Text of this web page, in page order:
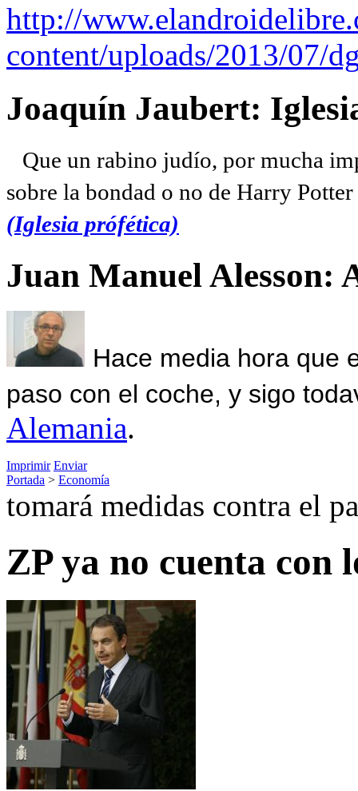
http://
content/uploads/2013/07/
Joaquín Jaubert:
Que un rabino judío, por mucha
sobre la bondad o no de Harry
(Iglesia prófética)
Juan Manuel Alesson:
Hace media hora que
paso con el coche, y sigo
Alemania.
Imprimir Enviar
Portada > Economía
tomará medidas contra el
ZP ya no cuenta con